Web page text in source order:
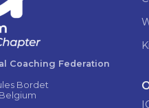
Coaching Federation
Bordet